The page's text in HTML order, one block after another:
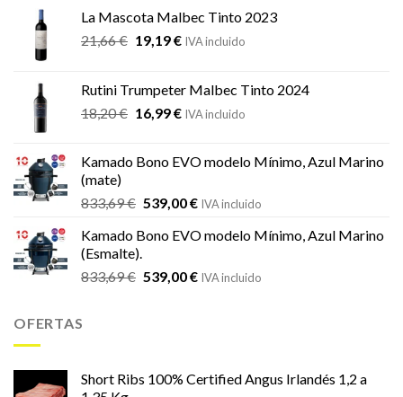
La Mascota Malbec Tinto 2023
21,66€ El
era:
21,66 €.
19,19€El
es:
19,19 €.
IVA incluido
Rutini Trumpeter Malbec Tinto 2024
18,20€ El
era:
16,99€El
es:
IVA incluido
Kamado Bono EVO modelo Mínimo, Azul Marino
(mate)
833,69€ El
original
era:
833,69 €.
539,00€El
actual
539,00 €.
IVA incluido
Kamado Bono EVO modelo Mínimo, Azul Marino
(Esmalte).
833,69€ El
539,00€ElIVA incluido
OFERTAS
Short Ribs 100% Certified Angus Irlandés 1,2 a